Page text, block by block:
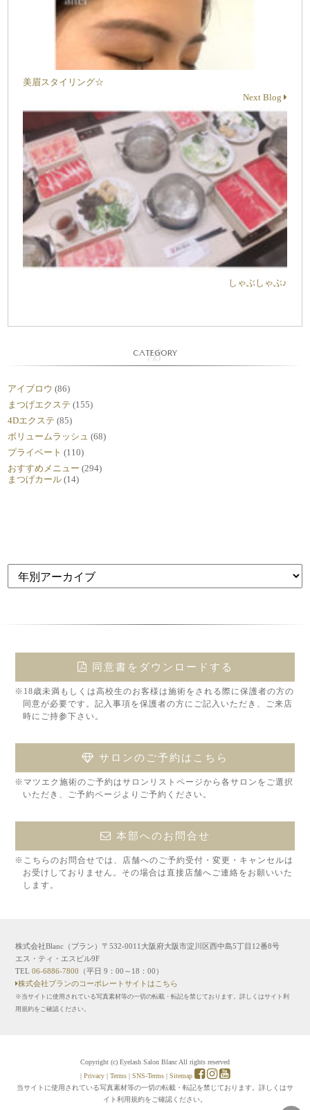
美眉スタイリング☆
Next Blog
しゃぶしゃぶ♪
CATEGORY
アイブロウ (86)
まつげエクステ (155)
4Dエクステ (85)
ボリュームラッシュ (68)
プライベート (110)
おすすめメニュー (294)
まつげカール (14)
同意書をダウンロードする
※18歳未満もしくは高校生のお客様は施術をされる際に保護者の方の
同意が必要です。記入事項を保護者の方にご記入いただき、ご来店
時にご持参下さい。
サロンのご予約はこちら
※マツエク施術のご予約はサロンリストページから各サロンをご選択
いただき、ご予約ページよりご予約ください。
本部へのお問合せ
※こちらのお問合せでは、店舗へのご予約受付・変更・キャンセルは
お受けしておりません。その場合は直接店舗へご連絡をお願いいた
します。
株式会社Blanc（ブラン）〒532-0011大阪府大阪市淀川区西中島5丁目12番8号
エス・ティ・エスビル9F
TEL06-6886-7800
（平日 9：00～18：00）
株式会社ブランのコーポレートサイトはこちら
※当サイトに使用されている写真素材等の一切の転載・転記を禁じております。詳しくはサイト利
用規約をご確認ください。
Copyright (c) Eyelash Salon Blanc All rights reserved
| Privacy | Terms | SNS-Terms | Sitemap
当サイトに使用されている写真素材等の一切の転載・転記を禁じております。詳しくはサ
イト利用規約をご確認ください。